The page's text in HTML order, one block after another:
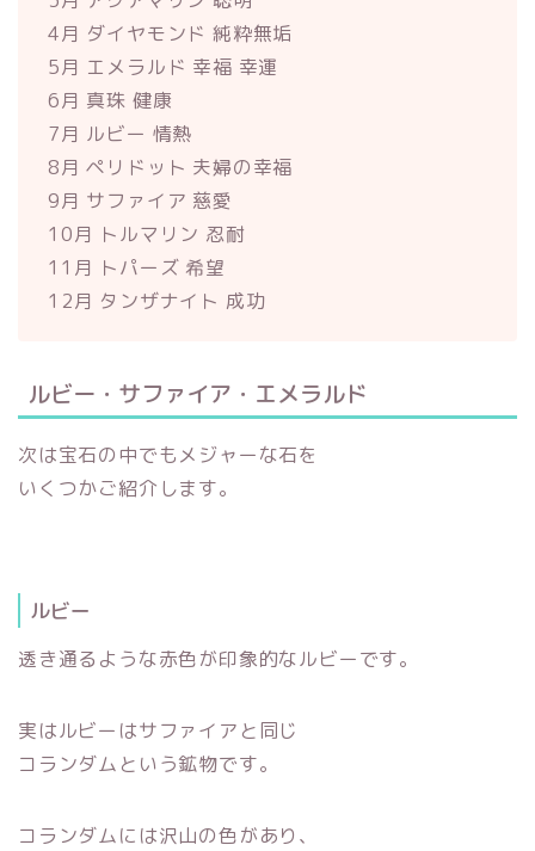
4月 ダイヤモンド 純粋無垢
5月 エメラルド 幸福 幸運
6月 真珠 健康
7月 ルビー 情熱
8月 ペリドット 夫婦の幸福
9月 サファイア 慈愛
10月 トルマリン 忍耐
11月 トパーズ 希望
12月 タンザナイト 成功
ルビー・サファイア・エメラルド
次は宝石の中でもメジャーな石を
いくつかご紹介します。
ルビー
透き通るような赤色が印象的なルビーです。
実はルビーはサファイアと同じ
コランダムという鉱物です。
コランダムには沢山の色があり、